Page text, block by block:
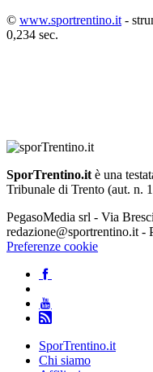
© www.sportrentino.it -
0,234 sec.
SporTrentino.it è una
Tribunale di Trento (aut. n.
PegasoMedia srl - Via
redazione@sportrentino.it -
Preferenze cookie
SporTrentino.it
Chi siamo